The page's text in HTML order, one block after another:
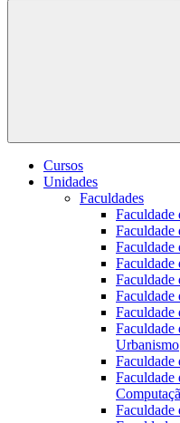
Cursos
Unidades
Faculdades
Faculdade
Faculdade
Faculdade
Faculdade
Faculdade
Faculdade
Faculdade
Faculdade
Urbanismo
Faculdade
Faculdade
Faculdade